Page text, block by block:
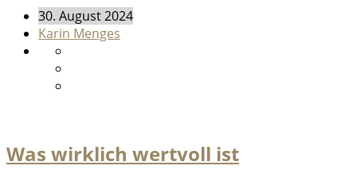
30. August 2024
Karin Menges
Was wirklich wertvoll ist